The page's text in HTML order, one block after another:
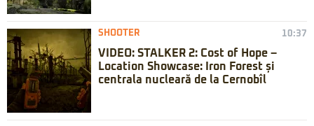
SHOOTER 10:37
VIDEO: STALKER 2: Cost of Hope –
Location Showcase: Iron Forest și
centrala nucleară de la Cernobîl